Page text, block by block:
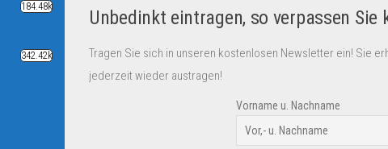
Unbedinkt eintragen, so verpassen Sie
Tragen Sie sich in unseren kostenlosen Newsletter ein! Sie
jederzeit wieder austragen!
Vorname u. Nachname
184.48k
342.42k